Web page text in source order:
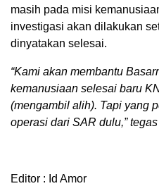
masih pada misi
investigasi akan dilakukan
dinyatakan selesai.
“Kami akan membantu
kemanusiaan selesai baru
(mengambil alih). Tapi yang
operasi dari SAR dulu,”
Editor : Id Amor